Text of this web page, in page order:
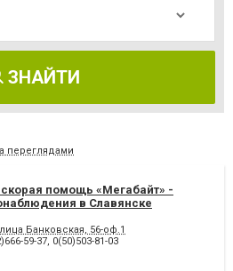
ЗНАЙТИ
переглядами
помощь «Мегабайт» -
в Славянске
Банковская, 56-оф.1
59-37, 0(50)503-81-03